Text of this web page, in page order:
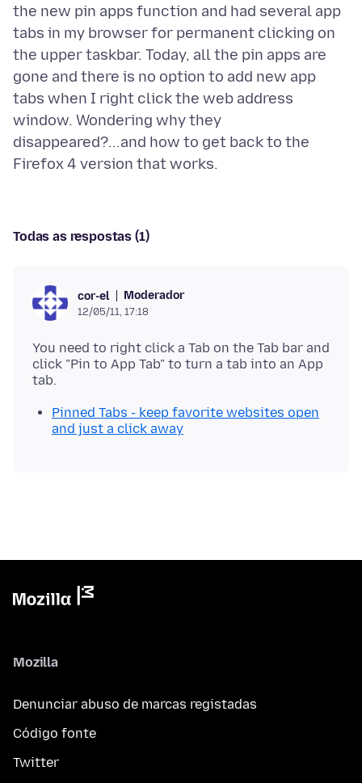
the new pin apps function and had several app
tabs in my browser for permanent clicking on
the upper taskbar. Today, all the pin apps are
gone and there is no option to add new app
tabs when I right click the web address
window. Wondering why they
disappeared?...and how to get back to the
Todas as respostas (1)
cor-el Moderador
12/05/11, 17:18
You need to right click a Tab on the Tab bar and
click "Pin to App Tab" to turn a tab into an App
Pinned Tabs - keep favorite websites open
and just a click away
Mozilla
Denunciar abuso de marcas registadas
Código fonte
Twitter